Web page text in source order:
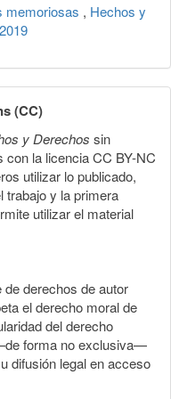
memoriosas , Hechos y
(CC)
y Derechos sin
la licencia CC BY-NC
utilizar lo publicado,
trabajo y la primera
utilizar el material
derechos de autor
el derecho moral de
del derecho
forma no exclusiva—
difusión legal en acceso